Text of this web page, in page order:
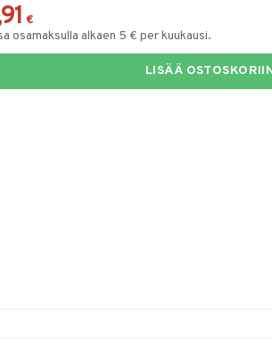
€
osamaksulla alkaen 5 € per kuukausi.
LISÄÄ